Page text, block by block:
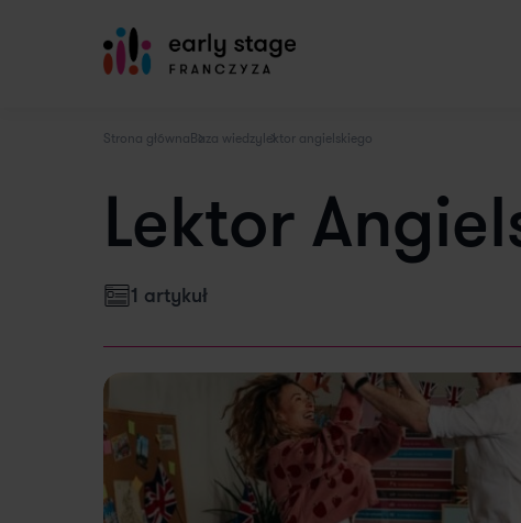
Strona główna Baza wiedzy lektor angielskiego
Lektor
1 artykuł